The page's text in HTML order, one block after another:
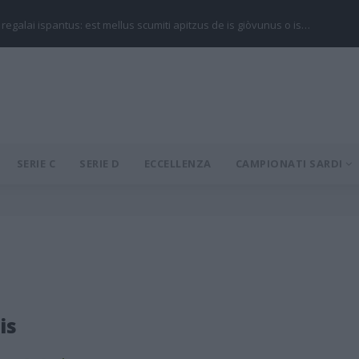
regalai ispantus: est mellus scumiti apitzus de is giòvunus o is…
SERIE C SERIE D ECCELLENZA CAMPIONATI SARDI